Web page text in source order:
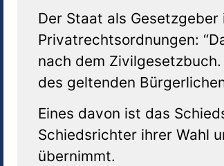
Der Staat als
Privatrechtsordnungen:
nach dem
des geltenden
Eines davon ist das
Schiedsrichter ihrer Wahl
übernimmt.